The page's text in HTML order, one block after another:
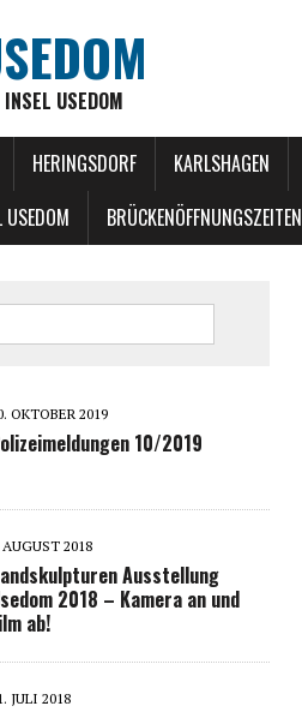
USEDOM
HERINGSDORF KARLSHAGEN
USEDOM BRÜCKENÖFFNUNGSZEITEN
OKTOBER 2019
10/2019
AUGUST 2018
Ausstellung
2018 – Kamera an und
ab!
JULI 2018